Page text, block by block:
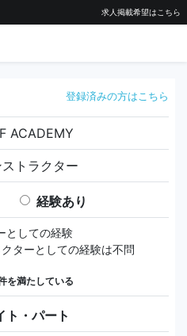
求人掲載希望はこちら
登録済みの方はこちら
ACADEMY
トラクター
経験あり
としての経験
ターとしての経験は不問
を満たしている
ト・パート